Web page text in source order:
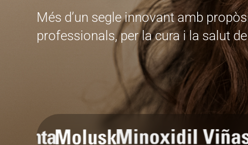
Més d’un segle innovant amb
professionals, per la cura i la salut